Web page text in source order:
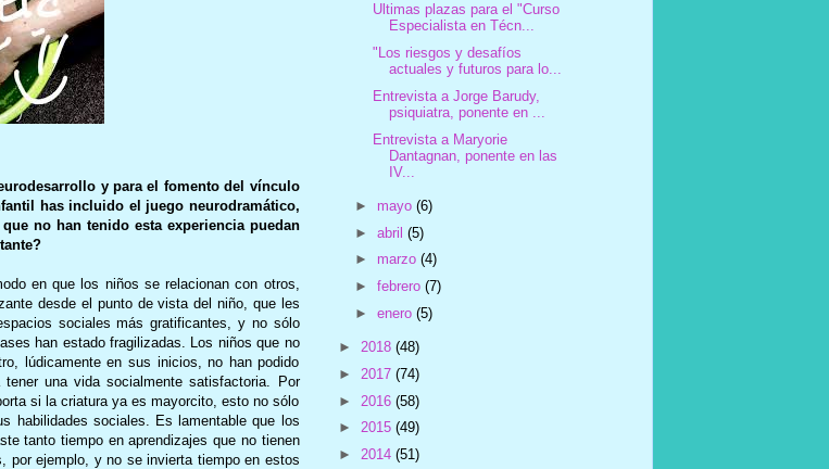
y para el fomento del vínculo
has incluido el juego neurodramático,
no han tenido esta experiencia puedan
en que los niños se relacionan con otros,
desde el punto de vista del niño, que les
sociales más gratificantes, y no sólo
han estado fragilizadas. Los niños que no
lúdicamente en sus inicios, no han podido
una vida socialmente satisfactoria. Por
si la criatura ya es mayorcito, esto no sólo
habilidades sociales. Es lamentable que los
tanto tiempo en aprendizajes que no tienen
por ejemplo, y no se invierta tiempo en estos
Ultimas plazas para el "Curso
Especialista en Técn...
"Los riesgos y desafíos
actuales y futuros para lo...
Entrevista a Jorge Barudy,
psiquiatra, ponente en ...
Entrevista a Maryorie
Dantagnan, ponente en las
IV...
► mayo(6)
►abril(5)
► marzo(4)
►febrero(7)
►enero(5)
► 2018 (48)
► 2017 (74)
► 2016 (58)
► 2015 (49)
► 2014 (51)